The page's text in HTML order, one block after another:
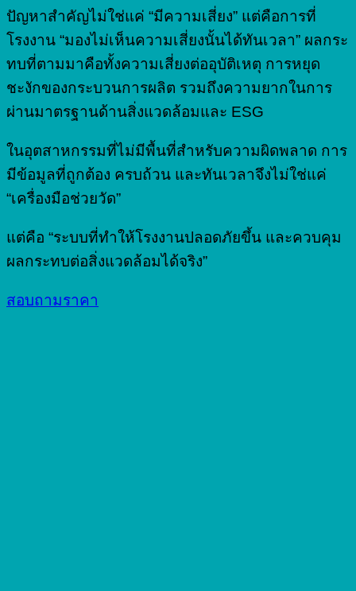
ปัญหาสำคัญไม่ใช่แค่ “มีความเสี่ยง” แต่คือการที่
โรงงาน “มองไม่เห็นความเสี่ยงนั้นได้ทันเวลา” ผลกระ
ทบที่ตามมาคือทั้งความเสี่ยงต่ออุบัติเหตุ การหยุด
ชะงักของกระบวนการผลิต รวมถึงความยากในการ
ผ่านมาตรฐานด้านสิ่งแวดล้อมและ ESG
ในอุตสาหกรรมที่ไม่มีพื้นที่สำหรับความผิดพลาด การ
มีข้อมูลที่ถูกต้อง ครบถ้วน และทันเวลาจึงไม่ใช่แค่
“เครื่องมือช่วยวัด”
แต่คือ “ระบบที่ทำให้โรงงานปลอดภัยขึ้น และควบคุม
ผลกระทบต่อสิ่งแวดล้อมได้จริง”
สอบถามราคา